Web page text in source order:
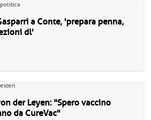
a Conte, 'prepara penna,
dl'
der Leyen: "Spero vaccino
da CureVac"